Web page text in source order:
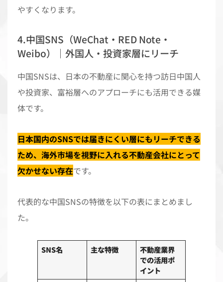
やすくなります。
4.中国SNS（WeChat・RED Note・
Weibo）｜外国人・投資家層にリーチ
中国SNSは、日本の不動産に関心を持つ訪日中国人
や投資家、富裕層へのアプローチにも活用できる媒
体です。
日本国内のSNSでは届きにくい層にもリーチできる
ため、海外市場を視野に入れる不動産会社にとって
欠かせない存在です。
代表的な中国SNSの特徴を以下の表にまとめまし
た。
SNS名 主な特徴
不動産業界
での活用ポ
イント